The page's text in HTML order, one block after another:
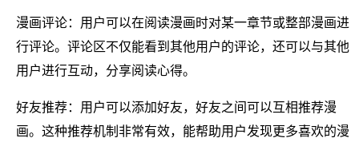
漫画评论：用户可以在阅读漫画时对某一章节或整部漫画进
行评论。评论区不仅能看到其他用户的评论，还可以与其他
用户进行互动，分享阅读心得。
好友推荐：用户可以添加好友，好友之间可以互相推荐漫
画。这种推荐机制非常有效，能帮助用户发现更多喜欢的漫